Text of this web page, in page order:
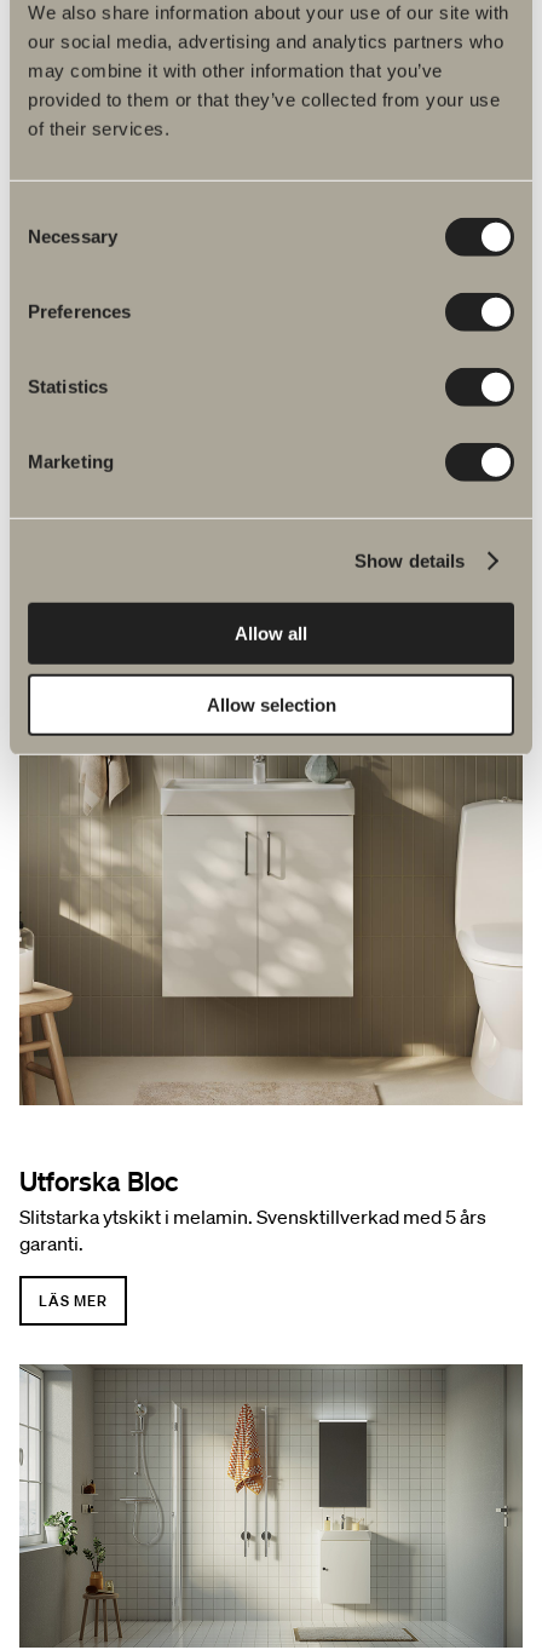
We also share information about your use of our site with
our social media, advertising and analytics partners who
may combine it with other information that you’ve
provided to them or that they’ve collected from your use
of their services.
Selection
Necessary
Preferences
Statistics
Marketing
Show details
Allow all
Allow selection
Bloc
Med noga utvalda och prisvärda
Utforska Bloc
Slitstarka ytskikt i melamin. Svensktillverkad med 5 års
garanti.
LÄS MER